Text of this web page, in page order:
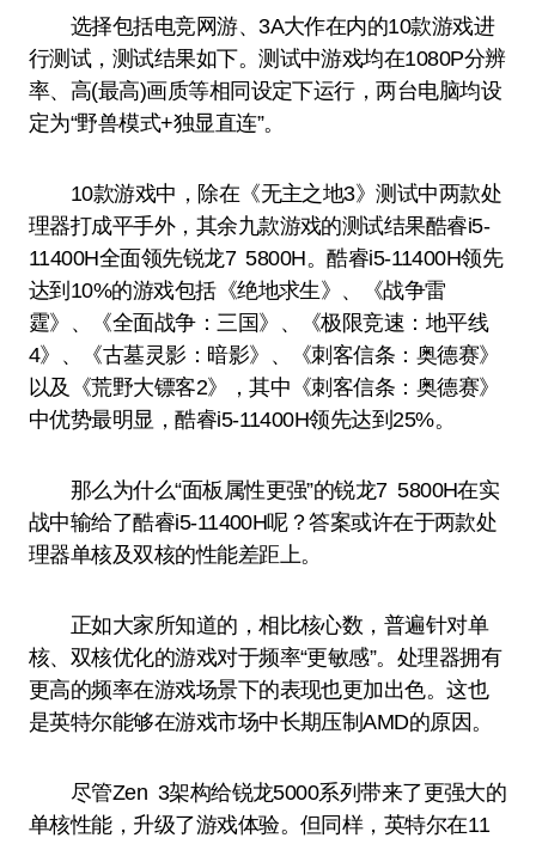
选择包括电竞网游、3A大作在内的10款游戏进
行测试，测试结果如下。测试中游戏均在1080P分辨
率、高(最高)画质等相同设定下运行，两台电脑均设
定为“野兽模式+独显直连”。
10款游戏中，除在《无主之地3》测试中两款处
理器打成平手外，其余九款游戏的测试结果酷睿i5-
11400H全面领先锐龙7 5800H。酷睿i5-11400H领先
达到10%的游戏包括《绝地求生》、《战争雷
霆》、《全面战争：三国》、《极限竞速：地平线
4》、《古墓灵影：暗影》、《刺客信条：奥德赛》
以及《荒野大镖客2》，其中《刺客信条：奥德赛》
中优势最明显，酷睿i5-11400H领先达到25%。
那么为什么“面板属性更强”的锐龙7 5800H在实
战中输给了酷睿i5-11400H呢？答案或许在于两款处
理器单核及双核的性能差距上。
正如大家所知道的，相比核心数，普遍针对单
核、双核优化的游戏对于频率“更敏感”。处理器拥有
更高的频率在游戏场景下的表现也更加出色。这也
是英特尔能够在游戏市场中长期压制AMD的原因。
尽管Zen 3架构给锐龙5000系列带来了更强大的
单核性能，升级了游戏体验。但同样，英特尔在11